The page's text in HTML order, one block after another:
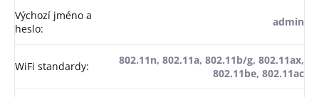
Výchozí jméno a
heslo:
admin
WiFi standardy:
802.11n, 802.11a, 802.11b/g, 802.11ax,
802.11be, 802.11ac